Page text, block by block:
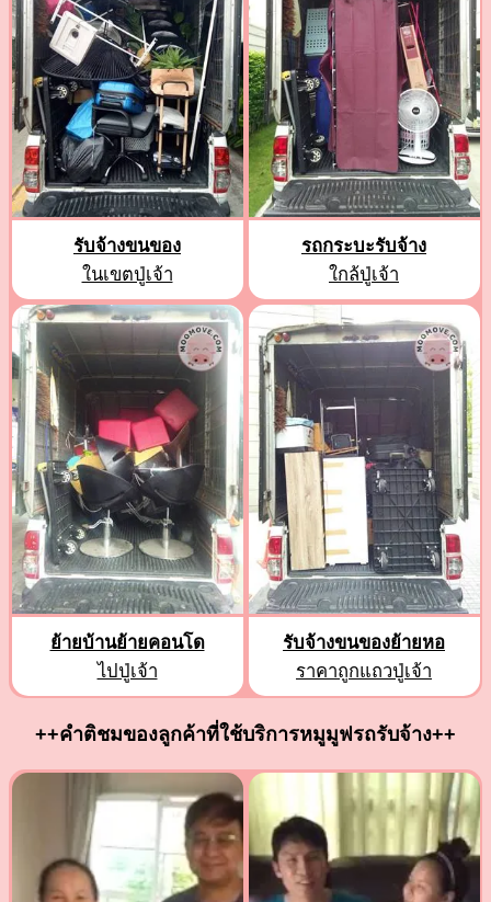
รับจ้างขนของ
ในเขตปู่เจ้า
รถกระบะรับจ้าง
ใกล้ปู่เจ้า
ย้ายบ้านย้ายคอนโด
ไปปู่เจ้า
รับจ้างขนของย้ายหอ
ราคาถูกแถวปู่เจ้า
++คำติชมของลูกค้าที่ใช้บริการหมูมูฟรถรับจ้าง++